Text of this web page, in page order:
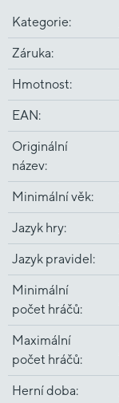
Kategorie:
Záruka:
Hmotnost:
EAN:
Originální
název:
Minimální věk:
Jazyk hry:
Jazyk pravidel:
Minimální
počet hráčů:
Maximální
počet hráčů:
Herní doba: